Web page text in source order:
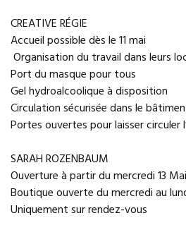
CREATIVE RÉGIE
Accueil possible dès le 11 mai
Organisation du travail dans leurs
Port du masque pour tous
Gel hydroalcoolique à disposition
Circulation sécurisée dans le
Portes ouvertes pour laisser circuler
SARAH ROZENBAUM
Ouverture à partir du mercredi 13 Mai
Boutique ouverte du mercredi au
Uniquement sur rendez-vous